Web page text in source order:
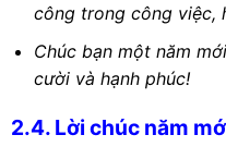
công trong công việc,
Chúc bạn một năm
cười và hạnh phúc!
2.4. Lời chúc năm